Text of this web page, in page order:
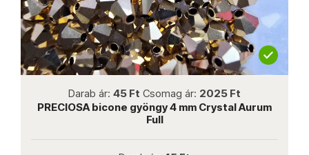
Darab ár: 45 Ft Csomag ár: 2025 Ft
PRECIOSA bicone gyöngy 4 mm Crystal Aurum
Full